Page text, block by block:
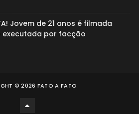
Jovem de 21 anos é filmada
executada por facção
©2026 FATO A FATO